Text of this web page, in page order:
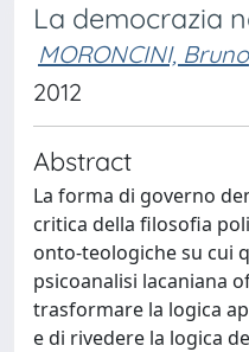
La democrazia
MORONCINI, Bruno
2012
Abstract
La forma di governo
critica della filosofia
onto-teologiche su cui
psicoanalisi lacaniana
trasformare la logica
e di rivedere la logica